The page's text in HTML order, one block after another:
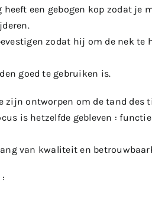
een gebogen kop zodat je
zodat hij om de nek te
goed te gebruiken is.
zijn ontworpen om de tand des
is hetzelfde gebleven : functie
van kwaliteit en